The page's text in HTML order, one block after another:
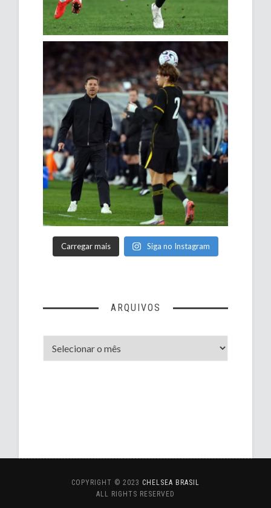
Carregar mais Siga no Instagram
ARQUIVOS
COPYRIGHT © 2023 CHELSEA BRASIL
ALL RIGHTS RESERVED